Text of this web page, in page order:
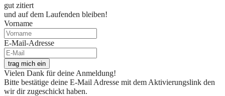
gut zitiert
und auf dem Laufenden bleiben!
Vorname
E-Mail-Adresse
trag mich ein
Vielen Dank für deine Anmeldung!
Bitte bestätige deine E-Mail Adresse mit dem Aktivierungslink den
wir dir zugeschickt haben.